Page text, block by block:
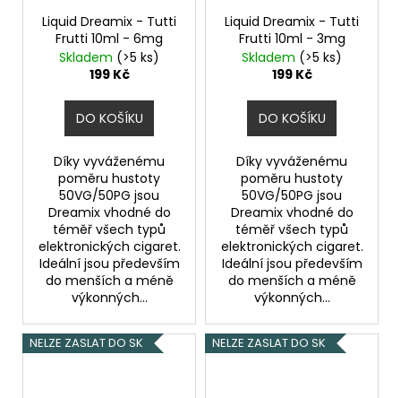
Liquid Dreamix - Tutti
Frutti 10ml - 6mg
Skladem (>5 ks)
199 Kč
DO KOŠÍKU
Díky vyváženému
poměru hustoty
50VG/50PG jsou
Dreamix vhodné do
téměř všech typů
elektronických cigaret.
Ideální jsou především
do menších a méně
výkonných...
Liquid Dreamix - Tutti
Frutti 10ml - 3mg
Skladem (>5 ks)
199 Kč
DO KOŠÍKU
Díky vyváženému
poměru hustoty
50VG/50PG jsou
Dreamix vhodné do
téměř všech typů
elektronických cigaret.
Ideální jsou především
do menších a méně
výkonných...
NELZE ZASLAT DO SK NELZE ZASLAT DO SK